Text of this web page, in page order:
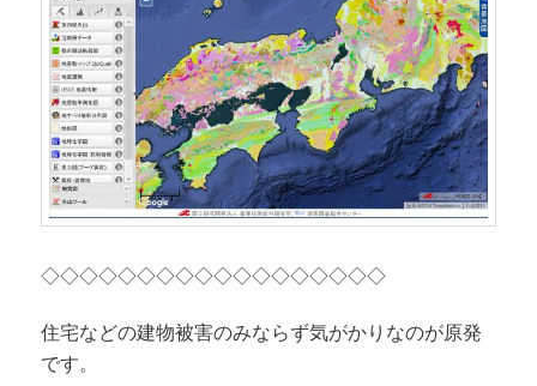
◇◇◇◇◇◇◇◇◇◇◇◇◇◇◇◇◇◇
住宅などの建物被害のみならず気がかりなのが原発
です。